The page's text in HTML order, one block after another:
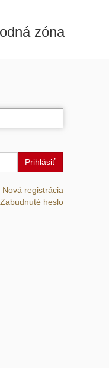
zóna
Prihlásiť
Nová registrácia
Zabudnuté heslo